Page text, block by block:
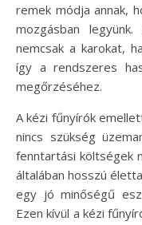
remek módja annak,
mozgásban
nemcsak a karokat,
így a rendszeres
megőrzéséhez.
A kézi fűnyírók
nincs szükség
fenntartási költségek
általában hosszú
egy jó minőségű
Ezen kívül a kézi